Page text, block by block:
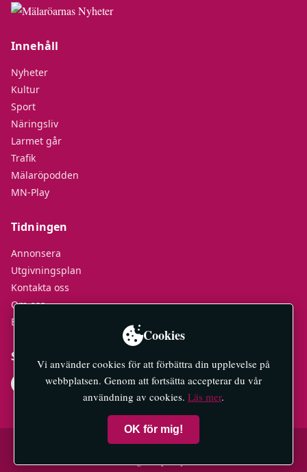
Innehåll
Nyheter
Kultur
Sport
Näringsliv
Larmet går
Trafik
Mälaröpodden
MN-Play
Tidningen
Annonsera
Utgivningsplan
Kontakta oss
Om oss
E-tidningar
Socialt
© 2026 Mälaröarnas Nyheter — All rights reserved.
Cookies
Vi använder cookies för att förbättra din upplevelse på
webbplatsen. Genom att fortsätta accepterar du vår
användning av cookies. Läs mer.
OK för mig!